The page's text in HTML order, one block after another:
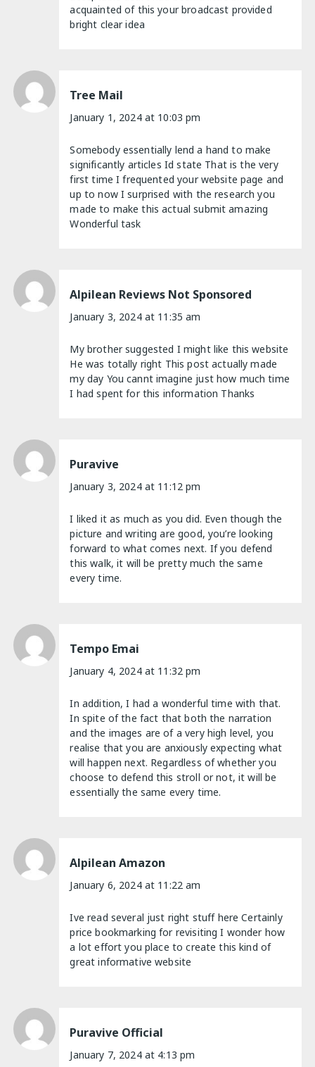
acquainted of this your broadcast provided
bright clear idea
Tree Mail
January 1, 2024 at 10:03 pm
Somebody essentially lend a hand to make
significantly articles Id state That is the very
first time I frequented your website page and
up to now I surprised with the research you
made to make this actual submit amazing
Wonderful task
Alpilean Reviews Not Sponsored
January 3, 2024 at 11:35 am
My brother suggested I might like this website
He was totally right This post actually made
my day You cannt imagine just how much time
I had spent for this information Thanks
Puravive
January 3, 2024 at 11:12 pm
I liked it as much as you did. Even though the
picture and writing are good, you’re looking
forward to what comes next. If you defend
this walk, it will be pretty much the same
every time.
Tempo Emai
January 4, 2024 at 11:32 pm
In addition, I had a wonderful time with that.
In spite of the fact that both the narration
and the images are of a very high level, you
realise that you are anxiously expecting what
will happen next. Regardless of whether you
choose to defend this stroll or not, it will be
essentially the same every time.
Alpilean Amazon
January 6, 2024 at 11:22 am
Ive read several just right stuff here Certainly
price bookmarking for revisiting I wonder how
a lot effort you place to create this kind of
great informative website
Puravive Official
January 7, 2024 at 4:13 pm